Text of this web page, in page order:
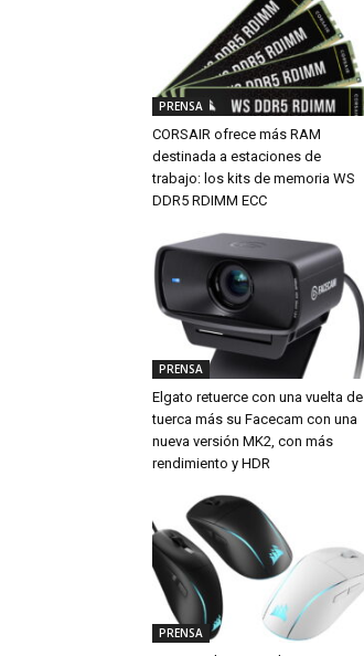
PRENSA
CORSAIR ofrece más RAM
destinada a estaciones de
trabajo: los kits de memoria WS
DDR5 RDIMM ECC
PRENSA
Elgato retuerce con una vuelta de
tuerca más su Facecam con una
nueva versión MK2, con más
rendimiento y HDR
PRENSA